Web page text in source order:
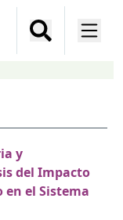
y
del Impacto
en el Sistema